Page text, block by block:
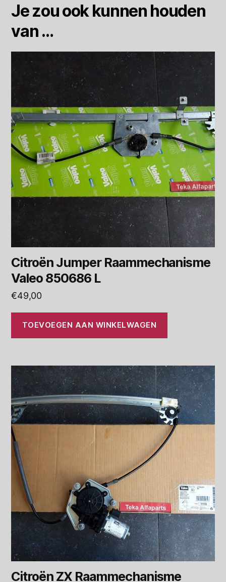
Je zou ook kunnen houden
van …
Citroën Jumper Raammechanisme
Valeo 850686 L
€49,00
TOEVOEGEN AAN WINKELWAGEN
Citroën ZX Raammechanisme